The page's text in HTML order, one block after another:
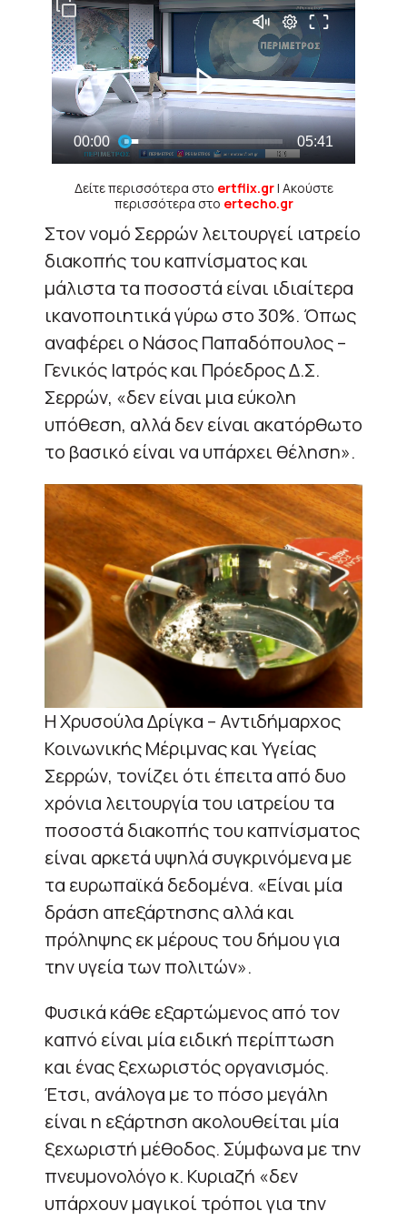
Δείτε περισσότερα στο ertflix.gr| Ακούστε
περισσότερα στο ertecho.gr
Στον νομό Σερρών λειτουργεί ιατρείο
διακοπής του καπνίσματος και
μάλιστα τα ποσοστά είναι ιδιαίτερα
ικανοποιητικά γύρω στο 30%. Όπως
αναφέρει ο Νάσος Παπαδόπουλος –
Γενικός Ιατρός και Πρόεδρος Δ.Σ.
Σερρών, «δεν είναι μια εύκολη
υπόθεση, αλλά δεν είναι ακατόρθωτο
το βασικό είναι να υπάρχει θέληση».
Η Χρυσούλα Δρίγκα – Αντιδήμαρχος
Κοινωνικής Μέριμνας και Υγείας
Σερρών, τονίζει ότι έπειτα από δυο
χρόνια λειτουργία του ιατρείου τα
ποσοστά διακοπής του καπνίσματος
είναι αρκετά υψηλά συγκρινόμενα με
τα ευρωπαϊκά δεδομένα. «Είναι μία
δράση απεξάρτησης αλλά και
πρόληψης εκ μέρους του δήμου για
την υγεία των πολιτών».
Φυσικά κάθε εξαρτώμενος από τον
καπνό είναι μία ειδική περίπτωση
και ένας ξεχωριστός οργανισμός.
Έτσι, ανάλογα με το πόσο μεγάλη
είναι η εξάρτηση ακολουθείται μία
ξεχωριστή μέθοδος. Σύμφωνα με την
πνευμονολόγο κ. Κυριαζή «δεν
υπάρχουν μαγικοί τρόποι για την